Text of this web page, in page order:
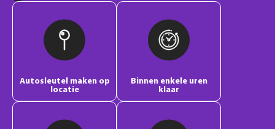
Autosleutel maken op
locatie
Binnen enkele uren
klaar